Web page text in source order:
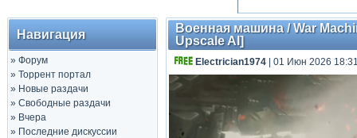
Навигация
» Форум
» Торрент портал
» Новые раздачи
» Свободные раздачи
» Вчера
» Последние дискуссии
Военная машина / War
Upscale AI]
Electrician1974 | 01 Июн 2026